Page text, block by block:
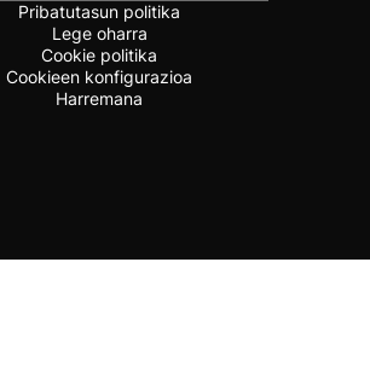
Pribatutasun politika
Lege oharra
Cookie politika
Cookieen konfigurazioa
Harremana